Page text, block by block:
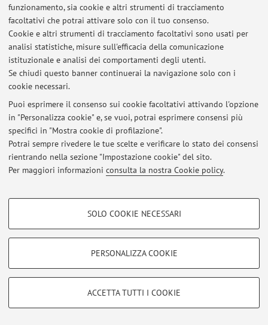
funzionamento, sia cookie e altri strumenti di tracciamento
facoltativi che potrai attivare solo con il tuo consenso.
Cookie e altri strumenti di tracciamento facoltativi sono usati per
analisi statistiche, misure sull'efficacia della comunicazione
istituzionale e analisi dei comportamenti degli utenti.
Se chiudi questo banner continuerai la navigazione solo con i
cookie necessari.
Puoi esprimere il consenso sui cookie facoltativi attivando l'opzione
in "Personalizza cookie" e, se vuoi, potrai esprimere consensi più
specifici in "Mostra cookie di profilazione".
Potrai sempre rivedere le tue scelte e verificare lo stato dei consensi
rientrando nella sezione "Impostazione cookie" del sito.
Per maggiori informazioni consulta la nostra Cookie policy.
COOKIE DI PROFILAZIONE - FACOLTATIVI
COOKIE TECNICI - NECESSARI
Si tratta di cookie tecnici utilizzati, a titolo esemplificativo, per il corretto
SOLO COOKIE NECESSARI
PERSONALIZZA COOKIE
ACCETTA TUTTI I COOKIE
Ultimi avvisi
Al momento non sono presenti avvisi.
Area riservata
Accedi tramiteloginper gestire tutti i contenuti del sito.
© 2026 - ALMA MATER STUDIORUM - Università di Bologna - Via
Zamboni, 33 - 40126 Bologna - Partita IVA: 01131710376